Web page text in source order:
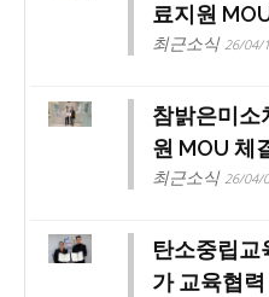
료지원
최근소식 26/04/
참밝은미소
원 MOU 체
최근소식 26/04/
탄소중립교
가 교육협